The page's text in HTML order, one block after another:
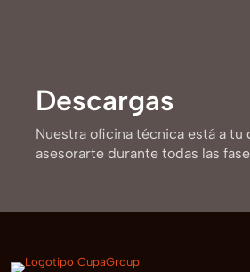
Descargas
Nuestra oficina técnica está a tu
asesorarte durante todas las